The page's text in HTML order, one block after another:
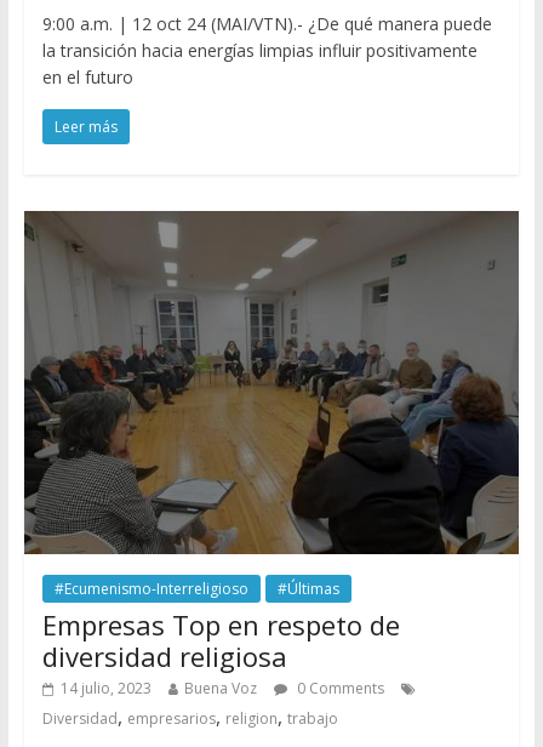
9:00 a.m. | 12 oct 24 (MAI/VTN).- ¿De qué manera puede
la transición hacia energías limpias influir positivamente
en el futuro
Leer más
#Ecumenismo-Interreligioso #Últimas
Empresas Top en respeto de
diversidad religiosa
14 julio, 2023 Buena Voz
0 Comments
Diversidad, empresarios, religion, trabajo